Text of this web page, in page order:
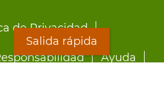
de Privacidad
Ayuda
Salida rápida